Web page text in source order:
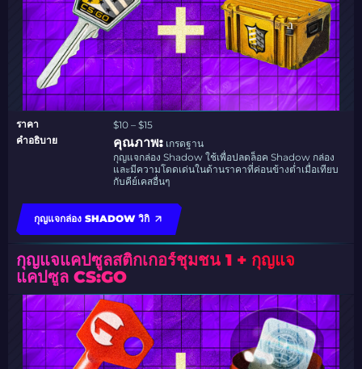
ราคา
$10 – $15
คำอธิบาย
คุณภาพ: เกรดฐาน
กุญแจกล่อง Shadow ใช้เพื่อปลดล็อค Shadow กล่อง
และมีความโดดเด่นในด้านราคาที่ค่อนข้างต่ำเมื่อเทียบ
กับคีย์เคสอื่นๆ
กุญแจกล่อง SHADOW วิกิ
กุญแจแคปซูลสติกเกอร์ชุมชน 1 + กุญแจ
แคปซูล CS:GO